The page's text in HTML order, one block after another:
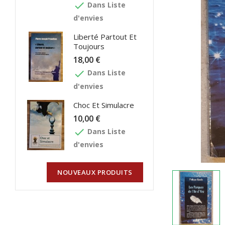
done Dans Liste
d'envies
Liberté Partout Et
Toujours
18,00 €
done Dans Liste
d'envies
Choc Et Simulacre
10,00 €
done Dans Liste
d'envies
NOUVEAUX PRODUITS